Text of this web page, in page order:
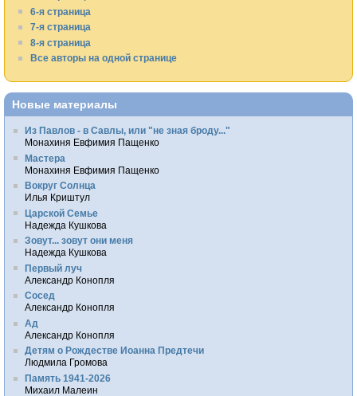
6-я страница
7-я страница
8-я страница
Все авторы на одной странице
Новые материалы
Из Павлов - в Савлы, или "не зная броду..."
Монахиня Евфимия Пащенко
Мастера
Монахиня Евфимия Пащенко
Вокруг Солнца
Илья Криштул
Царской Семье
Надежда Кушкова
Зовут... зовут они меня
Надежда Кушкова
Первый луч
Александр Конопля
Сосед
Александр Конопля
Ад
Александр Конопля
Детям о Рождестве Иоанна Предтечи
Людмила Громова
Память 1941-2026
Михаил Малеин